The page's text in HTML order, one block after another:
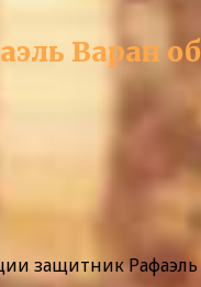
Варан
защитник